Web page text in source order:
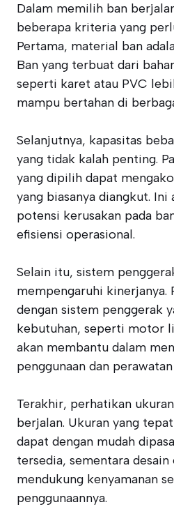
Dalam memilih ban
beberapa kriteria yang
Pertama, material ban
Ban yang terbuat dari
seperti karet atau PVC
mampu bertahan di
Selanjutnya, kapasitas
yang tidak kalah penting.
yang dipilih dapat
yang biasanya diangkut. Ini
potensi kerusakan pada
efisiensi operasional.
Selain itu, sistem
mempengaruhi kinerjanya.
dengan sistem penggerak
kebutuhan, seperti motor
akan membantu dalam
penggunaan dan
Terakhir, perhatikan
berjalan. Ukuran yang
dapat dengan mudah
tersedia, sementara
mendukung kenyamanan
penggunaannya.